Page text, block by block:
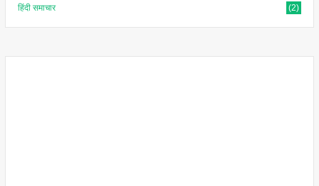
हिंदी समाचार
(2)